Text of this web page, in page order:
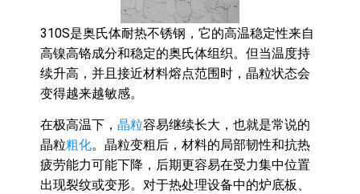
310S是奥氏体耐热不锈钢，它的高温稳定性来自
高镍高铬成分和稳定的奥氏体组织。但当温度持
续升高，并且接近材料熔点范围时，晶粒状态会
变得越来越敏感。
在极高温下， 晶粒容易继续长大，也就是常说的
晶粒粗化。晶粒变粗后，材料的局部韧性和抗热
疲劳能力可能下降，后期更容易在受力集中位置
出现裂纹或变形。对于热处理设备中的炉底板、